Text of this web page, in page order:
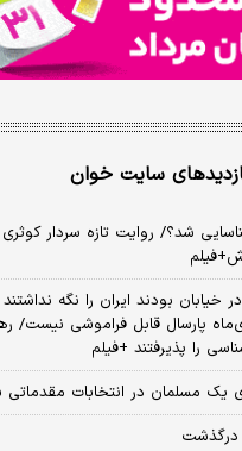
سایت خوان
شد؟/ روایت تازه سردار
خیابان بودند ایران را نگه
پارسال قابل فراموشی نیست/
را پذیرفتند +فیلم
مسلمان در انتخابات مقدماتی
درگذشت